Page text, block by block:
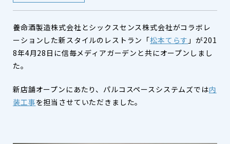
養命酒製造株式会社とシックスセンス株式会社がコラボレ
ーションした新スタイルのレストラン「松本てらす 」が201
8年4月28日に信毎メディアガーデンと共にオープンしまし
た。
新店舗オープンにあたり、パルコスペースシステムズでは内
装工事を担当させていただきました。